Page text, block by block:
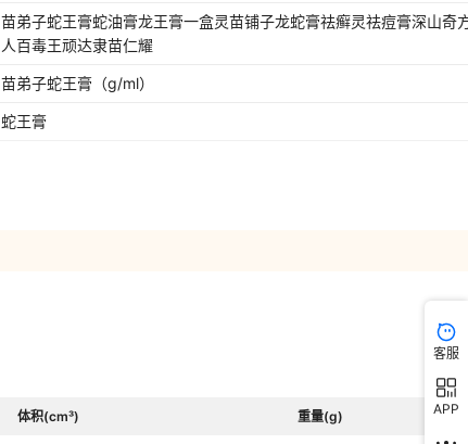
苗弟子蛇王膏蛇油膏龙王膏一盒灵苗铺子龙蛇膏祛癣灵祛痘膏深山奇
人百毒王顽达隶苗仁耀
苗弟子蛇王膏 （g/ml）
蛇王膏
体积(cm³) 重量(g)
客服
APP